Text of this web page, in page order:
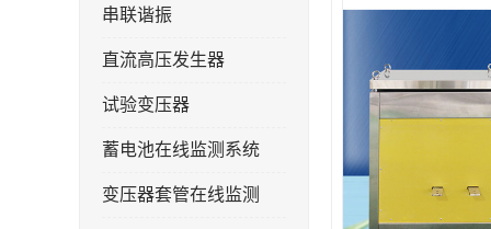
串联谐振
直流高压发生器
试验变压器
蓄电池在线监测系统
变压器套管在线监测